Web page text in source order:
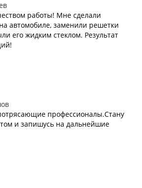
работы! Мне сделали
автомобиле, заменили решетки
его жидким стеклом. Результат
профессионалы.Стану
и запишусь на дальнейшие